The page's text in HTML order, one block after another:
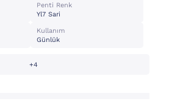
Penti Renk
Yl7 Sari
Kullanım
Günlük
+4